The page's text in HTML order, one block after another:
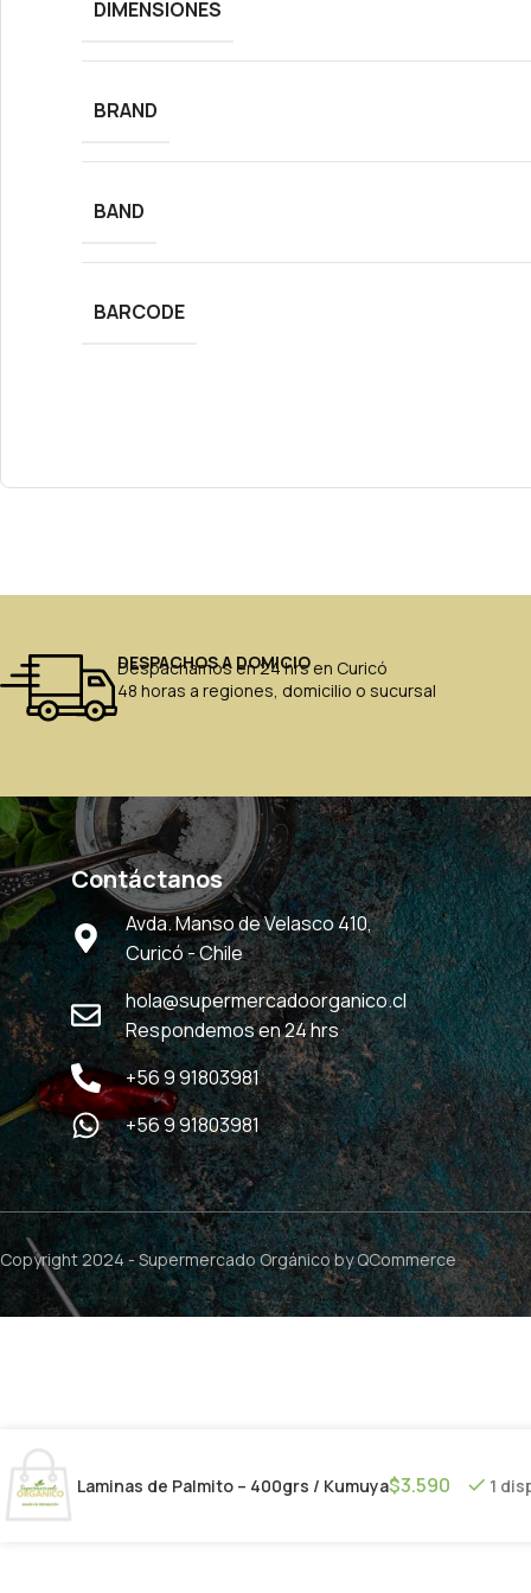
DIMENSIONES
BRAND
BAND
BARCODE
DESPACHOS A DOMICIO
Despachamos en 24 hrs en Curicó
48 horas a regiones, domicilio o sucursal
Contáctanos
Avda. Manso de Velasco 410,
Curicó - Chile
hola@supermercadoorganico.cl
Respondemos en 24 hrs
+56 9 91803981
+56 9 91803981
Copyright 2024 -Supermercado Orgánicoby QCommerce
Laminas de Palmito – 400grs / Kumuya$3.590 1